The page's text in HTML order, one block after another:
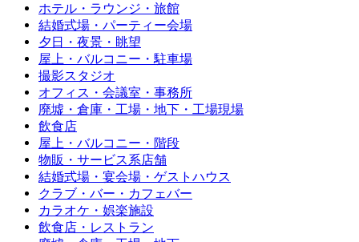
ホテル・ラウンジ・旅館
結婚式場・パーティー会場
夕日・夜景・眺望
屋上・バルコニー・駐車場
撮影スタジオ
オフィス・会議室・事務所
廃墟・倉庫・工場・地下・工場現場
飲食店
屋上・バルコニー・階段
物販・サービス系店舗
結婚式場・宴会場・ゲストハウス
クラブ・バー・カフェバー
カラオケ・娯楽施設
飲食店・レストラン